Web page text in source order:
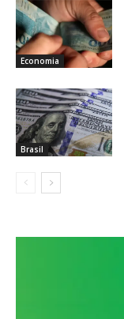
Economia
Brasil